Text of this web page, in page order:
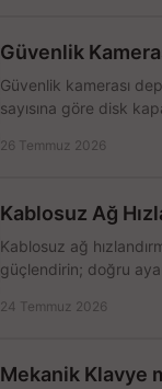
Güvenlik
Güvenlik kamerası
sayısına göre disk
26 Temmuz 2026
Kablosuz Ağ
Kablosuz ağ
güçlendirin; doğru
24 Temmuz 2026
Mekanik Klavye